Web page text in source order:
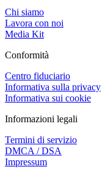
Chi siamo
Lavora con noi
Media Kit
Conformità
Centro fiduciario
Informativa sulla privacy
Informativa sui cookie
Informazioni legali
Termini di servizio
DMCA / DSA
Impressum